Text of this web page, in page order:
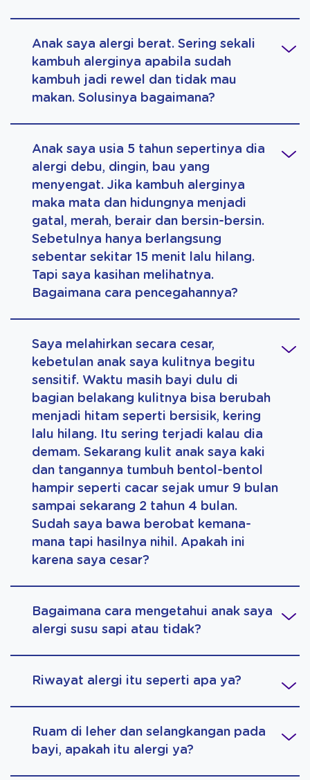
Anak saya alergi berat. Sering sekali
kambuh alerginya apabila sudah
kambuh jadi rewel dan tidak mau
makan. Solusinya bagaimana?
Anak saya usia 5 tahun sepertinya dia
alergi debu, dingin, bau yang
menyengat. Jika kambuh alerginya
maka mata dan hidungnya menjadi
gatal, merah, berair dan bersin-bersin.
Sebetulnya hanya berlangsung
sebentar sekitar 15 menit lalu hilang.
Tapi saya kasihan melihatnya.
Bagaimana cara pencegahannya?
Saya melahirkan secara cesar,
kebetulan anak saya kulitnya begitu
sensitif. Waktu masih bayi dulu di
bagian belakang kulitnya bisa berubah
menjadi hitam seperti bersisik, kering
lalu hilang. Itu sering terjadi kalau dia
demam. Sekarang kulit anak saya kaki
dan tangannya tumbuh bentol-bentol
hampir seperti cacar sejak umur 9 bulan
sampai sekarang 2 tahun 4 bulan.
Sudah saya bawa berobat kemana-
mana tapi hasilnya nihil. Apakah ini
karena saya cesar?
Bagaimana cara mengetahui anak saya
alergi susu sapi atau tidak?
Riwayat alergi itu seperti apa ya?
Ruam di leher dan selangkangan pada
bayi, apakah itu alergi ya?